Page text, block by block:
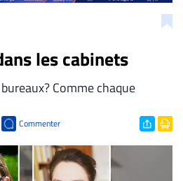
les cabinets
Comme chaque
Commenter